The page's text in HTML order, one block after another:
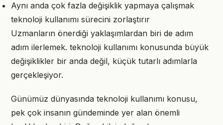
Aynı anda çok fazla değişiklik yapmaya çalışmak
teknoloji kullanımı sürecini zorlaştırır
Uzmanların önerdiği yaklaşımlardan biri de adım
adım ilerlemek. teknoloji kullanımı konusunda büyük
değişiklikler bir anda değil, küçük tutarlı adımlarla
gerçekleşiyor.
Günümüz dünyasında teknoloji kullanımı konusu,
pek çok insanın gündeminde yer alan önemli